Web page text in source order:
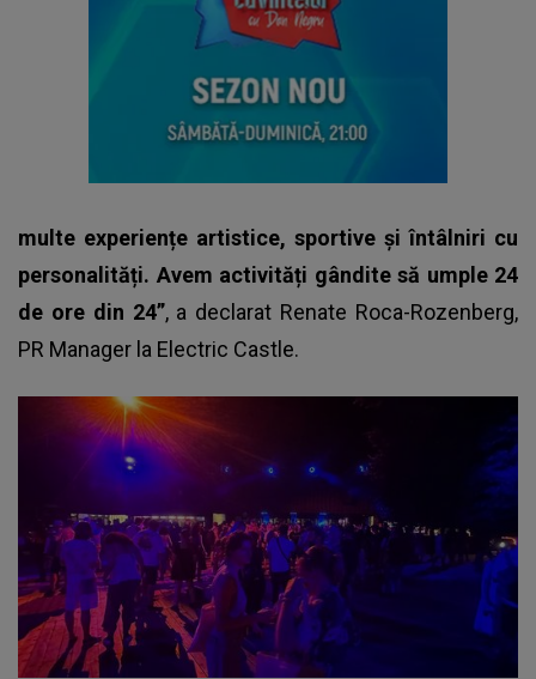
multe experiențe artistice, sportive și întâlniri cu
personalități. Avem activități gândite să umple 24
de ore din 24”, a declarat Renate Roca-Rozenberg,
PR Manager la Electric Castle.